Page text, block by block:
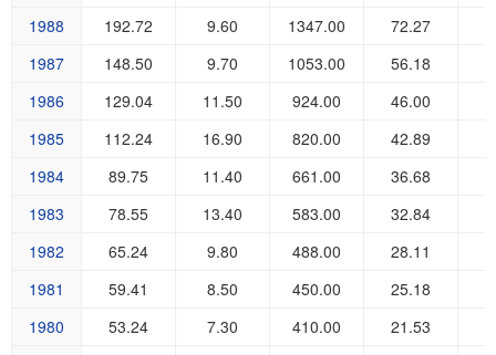
1988
192.72 9.60 1347.00 72.27
1987
148.50 9.70 1053.00 56.18
1986
129.04 11.50 924.00 46.00
1985
112.24 16.90 820.00 42.89
1984
89.75 11.40 661.00 36.68
1983
78.55 13.40 583.00 32.84
1982
65.24 9.80 488.00 28.11
1981
59.41 8.50 450.00 25.18
1980
53.24 7.30 410.00 21.53